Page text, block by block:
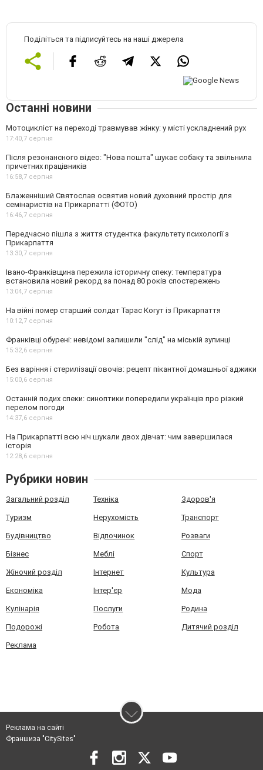
Поділіться та підписуйтесь на наші джерела
Останні новини
Мотоцикліст на переході травмував жінку: у місті ускладнений рух
17:40,7 серпня
Після резонансного відео: "Нова пошта" шукає собаку та звільнила
причетних працівників
16:58,7 серпня
Блаженніший Святослав освятив новий духовний простір для
семінаристів на Прикарпатті (ФОТО)
16:46,7 серпня
Передчасно пішла з життя студентка факультету психології з
Прикарпаття
13:30,7 серпня
Івано-Франківщина пережила історичну спеку: температура
встановила новий рекорд за понад 80 років спостережень
13:04,7 серпня
На війні помер старший солдат Тарас Когут із Прикарпаття
10:12,7 серпня
Франківці обурені: невідомі залишили "слід" на міській зупинці
15:32,6 серпня
Без варіння і стерилізації овочів: рецепт пікантної домашньої аджики
15:00,6 серпня
Останній подих спеки: синоптики попередили українців про різкий
перелом погоди
14:37,6 серпня
На Прикарпатті всю ніч шукали двох дівчат: чим завершилася
історія
12:28,6 серпня
Рубрики новин
Загальний розділ Техніка Здоров'я
Туризм Нерухомість Транспорт
Будівництво Відпочинок Розваги
Бізнес Меблі Спорт
Жіночий розділ Інтернет Культура
Економіка Інтер'єр Мода
Кулінарія Послуги Родина
Подорожі Робота Дитячий розділ
Реклама
Реклама на сайті
Франшиза "CitySites"